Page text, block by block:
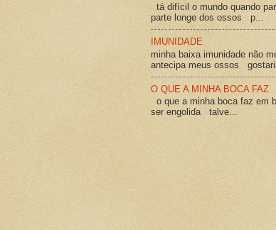
tá difícil o mundo quando
parte longe dos ossos p...
IMUNIDADE
minha baixa imunidade não
antecipa meus ossos
O QUE A MINHA BOCA FAZ
o que a minha boca faz em
ser engolida talve...